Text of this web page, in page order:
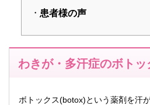
患者様の声
わきが・多汗症のボトッ
ボトックス(botox)という薬剤を汗